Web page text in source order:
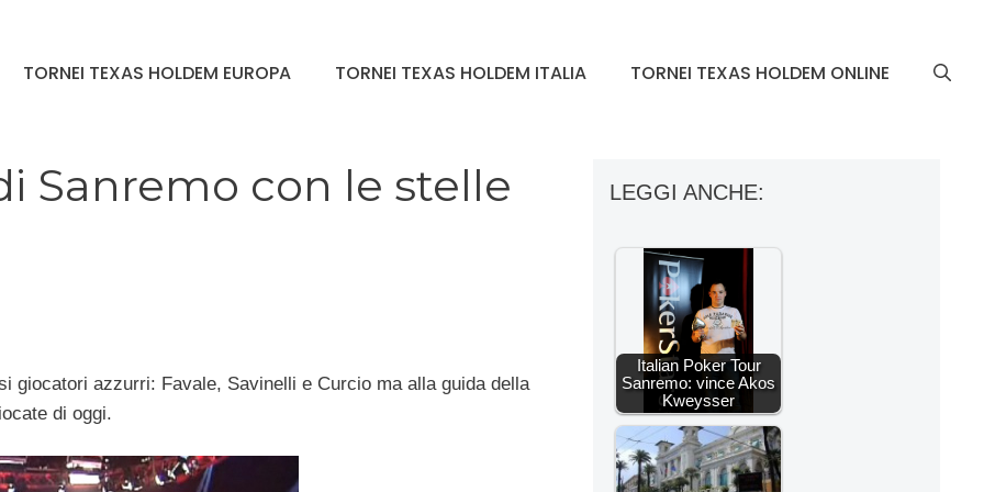
TORNEI TEXAS HOLDEM EUROPA TORNEI TEXAS HOLDEM ITALIA TORNEI TEXAS HOLDEM ONLINE
Sanremo con le stelle
giocatori azzurri: Favale, Savinelli e Curcio ma alla guida della
di oggi.
LEGGI ANCHE:
Italian Poker Tour
Sanremo: vince Akos
Kweysser